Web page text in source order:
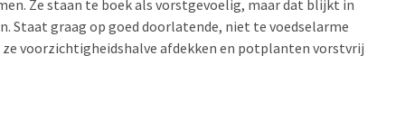
Ze staan te boek als vorstgevoelig, maar dat blijkt in
Staat graag op goed doorlatende, niet te voedselarme
voorzichtigheidshalve afdekken en potplanten vorstvrij